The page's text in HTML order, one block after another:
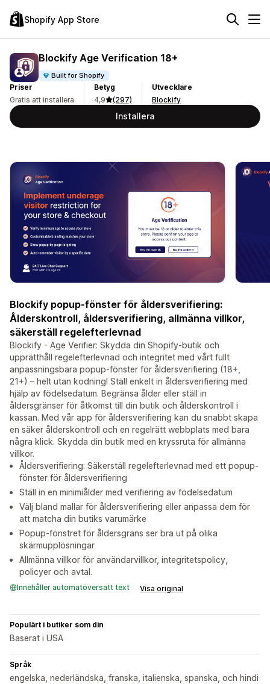
Shopify App Store
Blockify Age Verification 18+
Built for Shopify
Priser
Gratis att installera
Betyg
4,9
(297)
Utvecklare
Blockify
Installera
Blockify popup-fönster för åldersverifiering:
Ålderskontroll, åldersverifiering, allmänna villkor,
säkerställ regelefterlevnad
Blockify - Age Verifier: Skydda din Shopify-butik och
upprätthåll regelefterlevnad och integritet med vårt fullt
anpassningsbara popup-fönster för åldersverifiering (18+,
21+) – helt utan kodning! Ställ enkelt in åldersverifiering med
hjälp av födelsedatum. Begränsa ålder eller ställ in
åldersgränser för åtkomst till din butik och ålderskontroll i
kassan. Med vår app för åldersverifiering kan du snabbt skapa
en säker ålderskontroll och en regelrätt webbplats med bara
några klick. Skydda din butik med en kryssruta för allmänna
villkor.
Åldersverifiering: Säkerställ regelefterlevnad med ett popup-
fönster för åldersverifiering
Ställ in en minimiålder med verifiering av födelsedatum
Välj bland mallar för åldersverifiering eller anpassa dem för
att matcha din butiks varumärke
Popup-fönstret för åldersgräns ser bra ut på olika
skärmupplösningar
Allmänna villkor för användarvillkor, integritetspolicy,
policyer och avtal.
Innehåller automatöversatt text Visa original
Populärt i butiker som din
Baserat i USA
Språk
engelska, nederländska, franska, italienska, spanska, och hindi